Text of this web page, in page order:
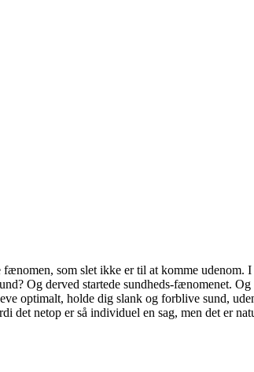
som slet ikke er til at komme
Og derved startede sundheds-fænomenet.
optimalt, holde dig slank og forblive sund,
det netop er så individuel en sag, men det er